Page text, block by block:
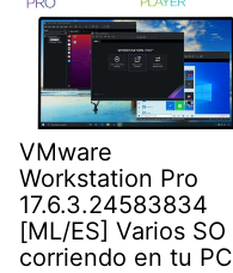
VMware
Workstation Pro
17.6.3.24583834
[ML/ES] Varios SO
corriendo en tu PC